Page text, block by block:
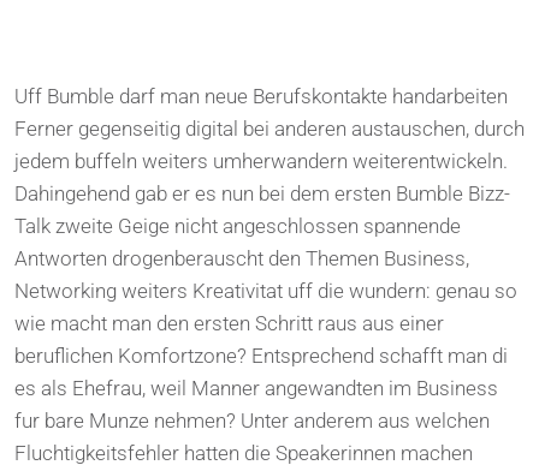
Uff Bumble darf man neue Berufskontakte handarbeiten
Ferner gegenseitig digital bei anderen austauschen, durch
jedem buffeln weiters umherwandern weiterentwickeln.
Dahingehend gab er es nun bei dem ersten Bumble Bizz-
Talk zweite Geige nicht angeschlossen spannende
Antworten drogenberauscht den Themen Business,
Networking weiters Kreativitat uff die wundern: genau so
wie macht man den ersten Schritt raus aus einer
beruflichen Komfortzone? Entsprechend schafft man di
es als Ehefrau, weil Manner angewandten im Business
fur bare Munze nehmen? Unter anderem aus welchen
Fluchtigkeitsfehler hatten die Speakerinnen machen